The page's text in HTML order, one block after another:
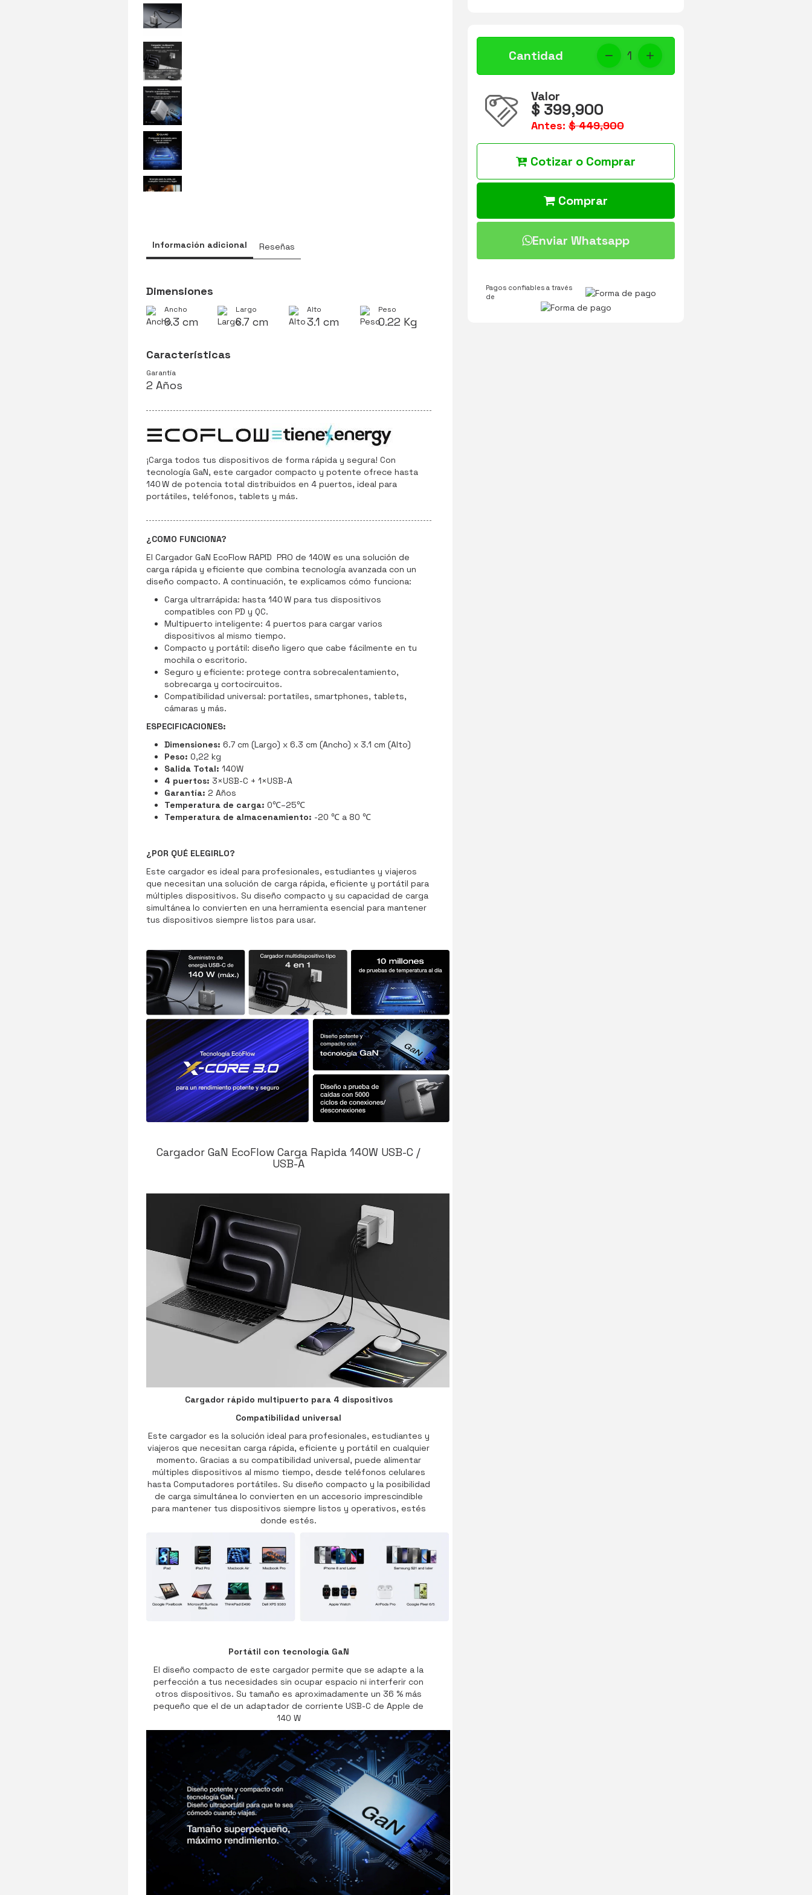
Información adicional Reseñas
Dimensiones
Ancho
6.3 cm
Largo
6.7 cm
Alto
3.1 cm
Peso
0.22 Kg
Características
Garantía
2 Años
¡Carga todos tus dispositivos de forma rápida y segura! Con
tecnología GaN, este cargador compacto y potente ofrece hasta
140 W de potencia total distribuidos en 4 puertos, ideal para
portátiles, teléfonos, tablets y más.
¿COMO FUNCIONA?
El Cargador GaN EcoFlow RAPID PRO de 140W es una solución de
carga rápida y eficiente que combina tecnología avanzada con un
diseño compacto. A continuación, te explicamos cómo funciona:
Carga ultrarrápida: hasta 140 W para tus dispositivos
compatibles con PD y QC.
Multipuerto inteligente: 4 puertos para cargar varios
dispositivos al mismo tiempo.
Compacto y portátil: diseño ligero que cabe fácilmente en tu
mochila o escritorio.
Seguro y eficiente: protege contra sobrecalentamiento,
sobrecarga y cortocircuitos.
Compatibilidad universal: portatiles, smartphones, tablets,
cámaras y más.
ESPECIFICACIONES:
Dimensiones: 6.7 cm (Largo) x 6.3 cm (Ancho) x 3.1 cm (Alto)
Peso: 0,22 kg
Salida Total: 140W
4 puertos: 3×USB-C + 1×USB-A
Garantía: 2 Años
Temperatura de carga: 0℃–25℃
Temperatura de almacenamiento: -20 ℃ a 80 ℃
¿POR QUÉ ELEGIRLO?
Este cargador es ideal para profesionales, estudiantes y viajeros
que necesitan una solución de carga rápida, eficiente y portátil para
múltiples dispositivos. Su diseño compacto y su capacidad de carga
simultánea lo convierten en una herramienta esencial para mantener
tus dispositivos siempre listos para usar.
Cargador GaN EcoFlow Carga Rapida 140W USB-C /
USB-A
Cargador rápido multipuerto para 4 dispositivos
Compatibilidad universal
Este cargador es la solución ideal para profesionales, estudiantes y
viajeros que necesitan carga rápida, eficiente y portátil en cualquier
momento. Gracias a su compatibilidad universal, puede alimentar
múltiples dispositivos al mismo tiempo, desde teléfonos celulares
hasta Computadores portátiles. Su diseño compacto y la posibilidad
de carga simultánea lo convierten en un accesorio imprescindible
para mantener tus dispositivos siempre listos y operativos, estés
donde estés.
Portátil con tecnología GaN
El diseño compacto de este cargador permite que se adapte a la
perfección a tus necesidades sin ocupar espacio ni interferir con
otros dispositivos. Su tamaño es aproximadamente un 36 % más
pequeño que el de un adaptador de corriente USB-C de Apple de
140 W
Cantidad 1
Valor
$ 399,900
Antes:$ 449,900
Cotizar o Comprar
Comprar
Enviar Whatsapp
Pagos confiables a través
de